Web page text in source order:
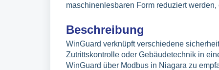
maschinenlesbaren Form reduziert
Beschreibung
WinGuard verknüpft verschiedene
Zutrittskontrolle oder Gebäudetechnik in
WinGuard über Modbus in Niagara zu